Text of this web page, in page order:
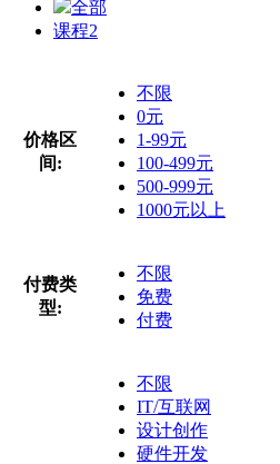
全部
课程2
价格区
间:
不限
0元
1-99元
100-499元
500-999元
1000元以上
付费类
型:
不限
免费
付费
不限
IT/互联网
设计创作
硬件开发